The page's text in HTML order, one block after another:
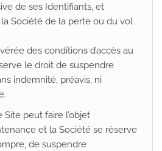
de ses Identifiants, et
Société de la perte ou du vol
des conditions d’accès au
le droit de suspendre
indemnité, préavis, ni
Site peut faire l’objet
et la Société se réserve
de suspendre